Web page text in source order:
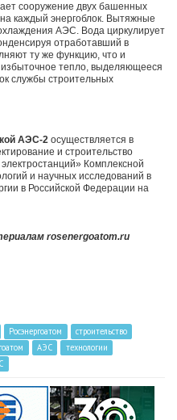
сооружение двух башенных
каждый энергоблок. Вытяжные
АЭС. Вода циркулирует
отработавший в
ту же функцию, что и
тепло, выделяющееся
службы строительных
АЭС-2 осуществляется в
и строительство
Комплексной
и научных исследований в
в Российской Федерации на
rosenergoatom.ru
Росэнергоатом
строительство
АЭС
технологии